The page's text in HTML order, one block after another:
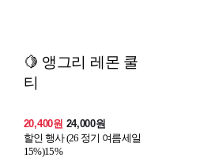
🍋 앵그리 레몬 쿨
티
20,400원 24,000원
할인 행사 (26 정기 여름세일
15%)15%